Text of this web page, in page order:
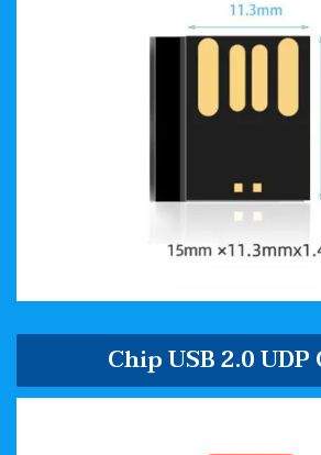
Chip USB 2.0